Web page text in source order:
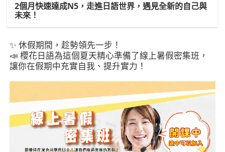
2個月快速達成N5，走進日語世界，遇見全新的自己與
未來！
✨ 休假期間，趁勢領先一步！
📣 櫻花日語為這個夏天精心準備了線上暑假密集班，
讓你在假期中充實自我、提升實力！